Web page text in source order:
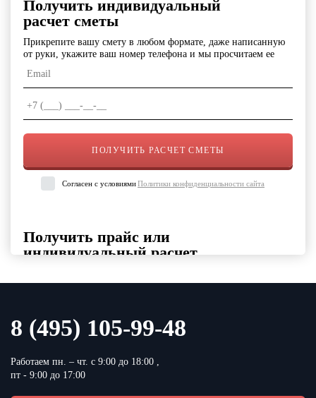
Получить индивидуальный
расчет сметы
Прикрепите вашу смету в любом формате, даже написанную
от руки, укажите ваш номер телефона и мы просчитаем ее
Согласен с условиямиПолитики конфиденциальности сайта
Получить прайс или
индивидуальный расчет
контактные данные и удобный формат файла
8 (495) 105-99-48
Работаем пн. – чт. с 9:00 до 18:00 ,
пт - 9:00 до 17:00